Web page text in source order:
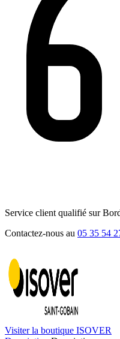
Service client qualifié sur
Contactez-nous au 05 35 54
Visiter la boutique ISOVER